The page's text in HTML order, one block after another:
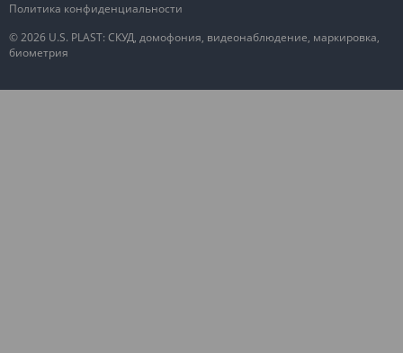
© 2026 U.S. PLAST: СКУД, домофония, видеонаблюдение, маркировка,
биометрия
Политика конфиденциальности